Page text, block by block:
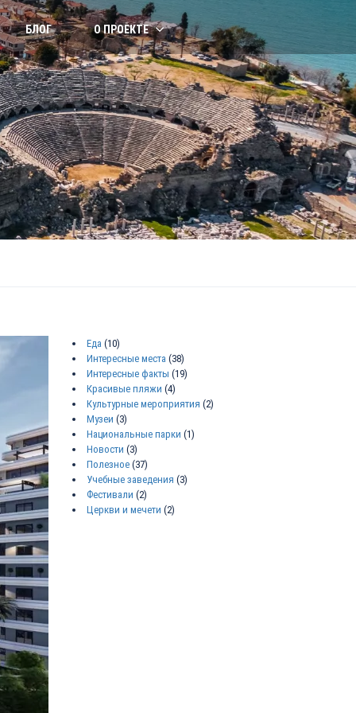
БЛОГ О ПРОЕКТЕ
Еда (10)
Интересные места (38)
Интересные факты (19)
Красивые пляжи (4)
Культурные мероприятия (2)
Музеи (3)
Национальные парки (1)
Новости (3)
Полезное (37)
Учебные заведения (3)
Фестивали (2)
Церкви и мечети (2)